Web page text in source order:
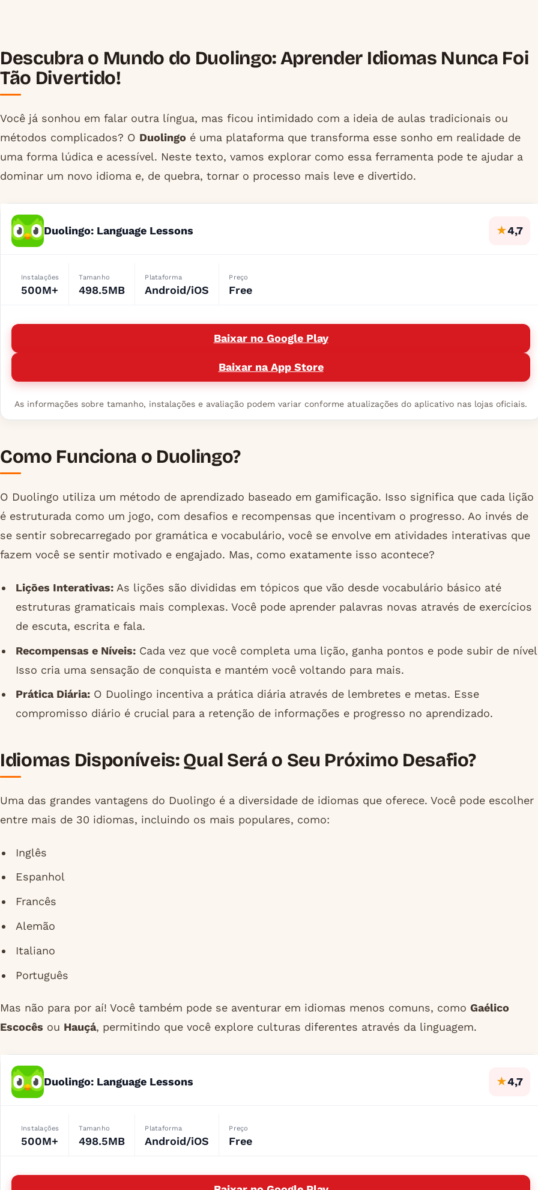
Descubra o Mundo do Duolingo: Aprender Idiomas Nunca Foi
Tão Divertido!
Você já sonhou em falar outra língua, mas ficou intimidado com a ideia de aulas tradicionais ou
métodos complicados? O Duolingo é uma plataforma que transforma esse sonho em realidade de
uma forma lúdica e acessível. Neste texto, vamos explorar como essa ferramenta pode te ajudar a
dominar um novo idioma e, de quebra, tornar o processo mais leve e divertido.
Duolingo: Language Lessons ★4,7
Instalações
500M+
Tamanho
498.5MB
Plataforma
Android/iOS
Preço
Free
Baixar no Google Play
Baixar na App Store
As informações sobre tamanho, instalações e avaliação podem variar conforme atualizações do aplicativo nas lojas oficiais.
Como Funciona o Duolingo?
O Duolingo utiliza um método de aprendizado baseado em gamificação. Isso significa que cada lição
é estruturada como um jogo, com desafios e recompensas que incentivam o progresso. Ao invés de
se sentir sobrecarregado por gramática e vocabulário, você se envolve em atividades interativas que
fazem você se sentir motivado e engajado. Mas, como exatamente isso acontece?
Liçōes Interativas:As lições são divididas em tópicos que vão desde vocabulário básico até
estruturas gramaticais mais complexas. Você pode aprender palavras novas através de exercícios
de escuta, escrita e fala.
Recompensas e Níveis:Cada vez que você completa uma lição, ganha pontos e pode subir de
Isso cria uma sensação de conquista e mantém você voltando para mais.
Prática Diária:O Duolingo incentiva a prática diária através de lembretes e metas. Esse
compromisso diário é crucial para a retenção de informações e progresso no aprendizado.
Idiomas Disponíveis: Qual Será o Seu Próximo Desafio?
Uma das grandes vantagens do Duolingo é a diversidade de idiomas que oferece. Você pode escolher
entre mais de 30 idiomas, incluindo os mais populares, como:
Inglês
Espanhol
Francês
Alemão
Italiano
Português
Mas não para por aí! Você também pode se aventurar em idiomas menos comuns, como Gaélico
Escocês ou Hauçá, permitindo que você explore culturas diferentes através da linguagem.
Duolingo: Language Lessons ★4,7
Instalações
500M+
Tamanho
498.5MB
Plataforma
Android/iOS
Preço
Free